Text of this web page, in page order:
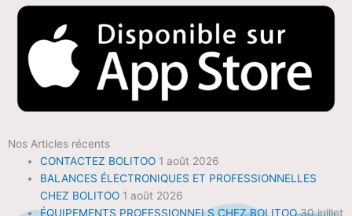
Nos Articles récents
CONTACTEZ BOLITOO 1 août 2026
BALANCES ÉLECTRONIQUES ET PROFESSIONNELLES
CHEZ BOLITOO 1 août 2026
ÉQUIPEMENTS PROFESSIONNELS CHEZ BOLITOO 30 juillet